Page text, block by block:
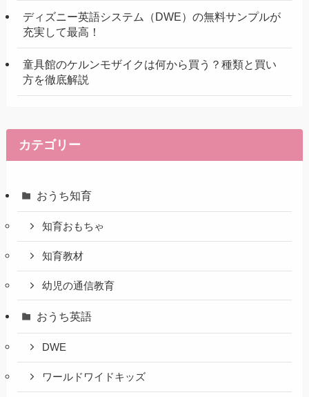
ディズニー英語システム（DWE）の無料サンプルが
充実して最高！
童具館のケルンモザイクは何から買う？種類と買い
方を徹底解説
カテゴリー
おうち知育
知育おもちゃ
知育教材
幼児の通信教育
おうち英語
DWE
ワールドワイドキッズ